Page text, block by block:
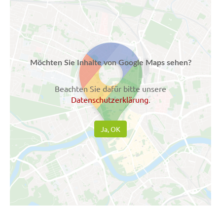
Möchten Sie Inhalte von Google Maps sehen?
Beachten Sie dafür bitte unsere
Datenschutzerklärung.
Ja, OK